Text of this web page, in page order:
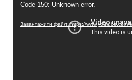
Code 150: Unknown error.
Завантажити файл: https://www.youtube.com/